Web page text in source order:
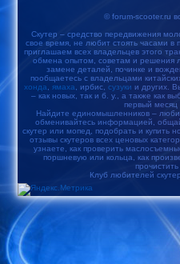
© forum-scooter.ru
Скутер – средство передвижения
свое время, не любит стоять часами в
приглашаем всех владельцев этого
обмена опытом, советам и решения
замене деталей, починке и
пообщаетесь с владельцами
хонда
ямаха , ирбис, сузуки и других.
– как новых, так и б. у., а также как
первый месяц
Найдите единомышленников –
обменивайтесь информацией,
скутер или мопед, подобрать и купить
отзывы скутеров всех ценовых
узнаете, как проверить
поршневую или кольца, как
Клуб любителей